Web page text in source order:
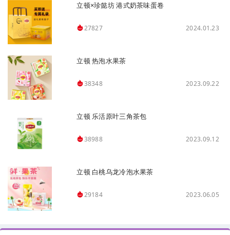
立顿×珍懿坊 港式奶茶味蛋卷
27827 2024.01.23
立顿 热泡水果茶
38348 2023.09.22
立顿 乐活原叶三角茶包
38988 2023.09.12
立顿 白桃乌龙冷泡水果茶
29184 2023.06.05